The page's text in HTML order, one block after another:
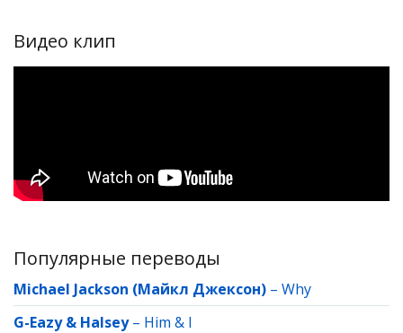
Видео клип
Популярные переводы
Michael Jackson (Майкл Джексон) – Why
G-Eazy & Halsey– Him & I